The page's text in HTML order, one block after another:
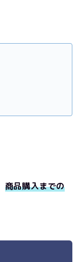
商品購入までの